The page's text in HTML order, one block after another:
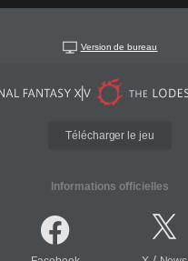
Version de bureau
Télécharger le jeu
Informations officielles